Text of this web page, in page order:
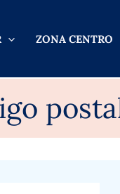
ZONA CENTRO